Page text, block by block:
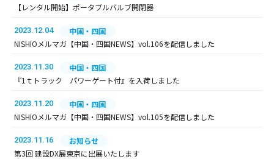
【レンタル開始】ポータブルバルブ開閉器
2023.12.04
中国・四国
NISHIOメルマガ【中国・四国NEWS】vol.106を配信しました
2023.11.30
中国・四国
『1ｔトラック パワーゲート付』を入荷しました
2023.11.20
中国・四国
NISHIOメルマガ【中国・四国NEWS】vol.105を配信しました
2023.11.16
お知らせ
第3回 建設DX展東京に出展いたします